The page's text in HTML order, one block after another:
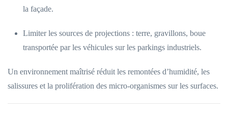
la façade.
Limiter les sources de projections : terre, gravillons, boue
transportée par les véhicules sur les parkings industriels.
Un environnement maîtrisé réduit les remontées d’humidité, les
salissures et la prolifération des micro-organismes sur les surfaces.